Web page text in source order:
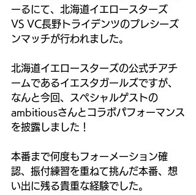
ーるにて、北海道イエロースターズ
VS VC長野トライデンツのプレシーズ
ンマッチが行われました。
北海道イエロースターズの公式チアチ
ームであるイエスタガールズですが、
なんと今回、スペシャルゲストの
ambitiousさんとコラボパフォーマンス
を披露しました！
本番まで何度もフォーメーション確
認、振付練習を重ねて挑んだ本番、想
い出に残る貴重な経験でした。